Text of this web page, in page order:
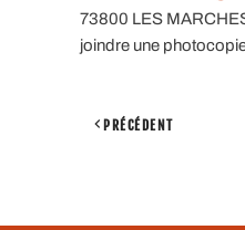
73800 LES
joindre une
PRÉCÉDENT